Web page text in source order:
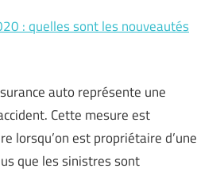
: quelles sont les nouveautés
auto représente une
Cette mesure est
lorsqu’on est propriétaire d’une
que les sinistres sont